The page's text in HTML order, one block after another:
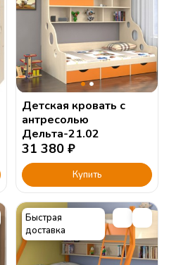
Детская кровать с
антресолью
Дельта-21.02
31 380 ₽
Купить
Быстрая
доставка